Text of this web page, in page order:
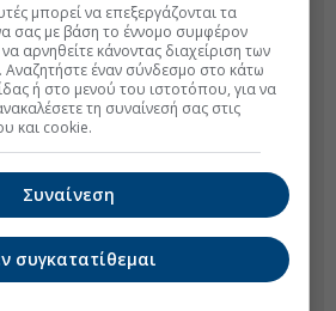
μπορεί να επεξεργάζονται τα
σας με βάση το έννομο συμφέρον
αρνηθείτε κάνοντας διαχείριση των
έναν σύνδεσμο στο κάτω
ή στο μενού του ιστοτόπου, για να
τη συναίνεσή σας στις
και cookie.
Συναίνεση
συγκατατίθεμαι